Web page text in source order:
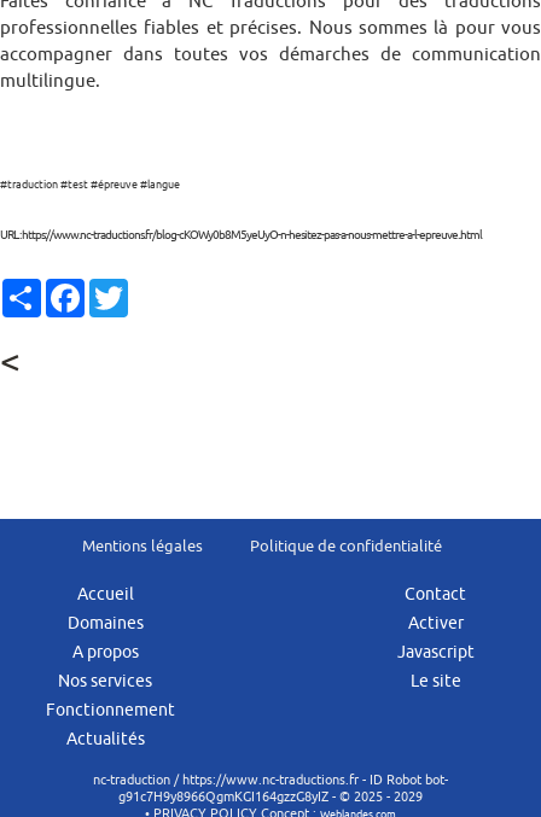
professionnelles fiables et précises. Nous sommes là pour vous
accompagner dans toutes vos démarches de communication
multilingue.
#traduction #test #épreuve #langue
URL : https://www.nc-traductions.fr/blog-cKOWy0b8M5yeUyO-n-hesitez-pas-a-nous-mettre-a-l-epreuve..html
PartagerFacebook
<
Mentions légales Politique de confidentialité
Accueil
Domaines
A propos
Nos services
Fonctionnement
Actualités
Contact
Activer
Javascript
Le site
nc-traduction / https://www.nc-traductions.fr - ID Robot bot-
g91c7H9y8966QgmKGI164gzzG8yIZ - © 2025 - 2029
• PRIVACY POLICY Concept : Weblandes.com